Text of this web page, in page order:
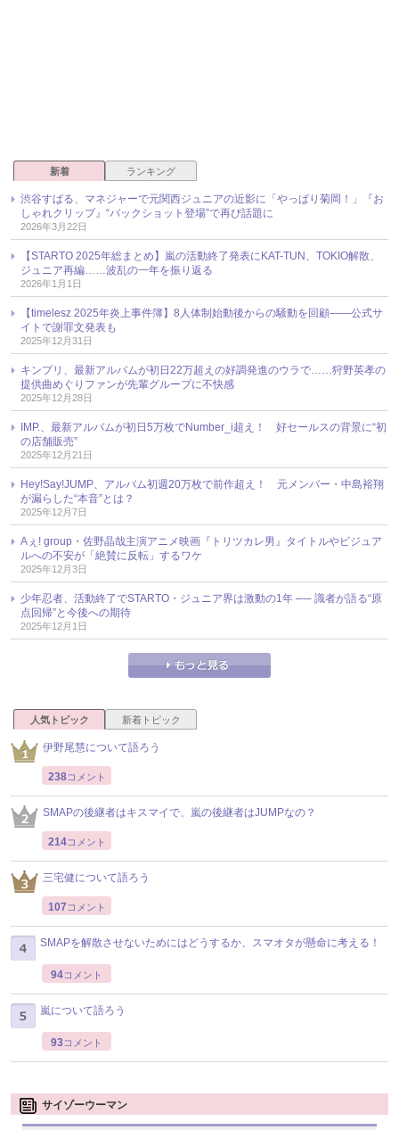
新着 ランキング
渋谷すばる、マネジャーで元関西ジュニアの近影に「やっぱり菊岡！」『お
しゃれクリップ』“バックショット登場”で再び話題に
2026年3月22日
【STARTO 2025年総まとめ】嵐の活動終了発表にKAT-TUN、TOKIO解散、
ジュニア再編……波乱の一年を振り返る
2026年1月1日
【timelesz 2025年炎上事件簿】8人体制始動後からの騒動を回顧――公式サ
イトで謝罪文発表も
2025年12月31日
キンプリ、最新アルバムが初日22万超えの好調発進のウラで……狩野英孝の
提供曲めぐりファンが先輩グループに不快感
2025年12月28日
IMP.、最新アルバムが初日5万枚でNumber_i超え！ 好セールスの背景に“初
の店舗販売”
2025年12月21日
Hey!Say!JUMP、アルバム初週20万枚で前作超え！ 元メンバー・中島裕翔
が漏らした“本音”とは？
2025年12月7日
Aぇ! group・佐野晶哉主演アニメ映画『トリツカレ男』タイトルやビジュア
ルへの不安が「絶賛に反転」するワケ
2025年12月3日
少年忍者、活動終了でSTARTO・ジュニア界は激動の1年 ── 識者が語る“原
点回帰”と今後への期待
2025年12月1日
人気トピック 新着トピック
伊野尾慧について語ろう
238コメント
SMAPの後継者はキスマイで、嵐の後継者はJUMPなの？
214コメント
三宅健について語ろう
107コメント
SMAPを解散させないためにはどうするか、スマオタが懸命に考える！
94コメント
嵐について語ろう
93コメント
サイゾーウーマン